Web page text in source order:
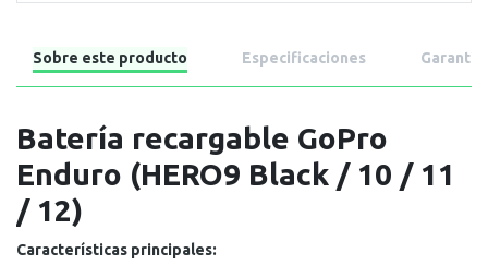
Sobre este producto Especificaciones Garantía
Batería recargable GoPro
Enduro (HERO9 Black / 10 / 11
/ 12)
Características principales: